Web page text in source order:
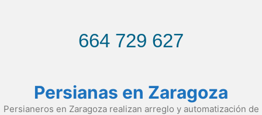
664 729 627
Persianas en Zaragoza
Persianeros en Zaragoza realizan arreglo y automatización de